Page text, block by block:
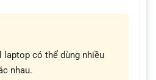
laptop có thể dùng nhiều
nhau.